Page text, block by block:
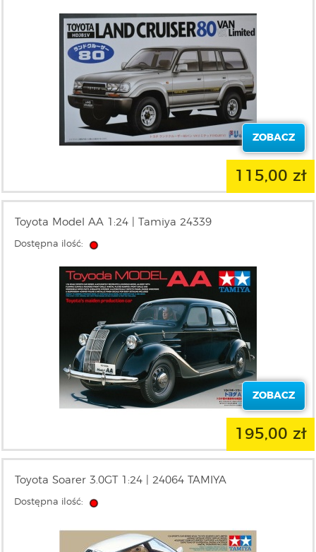
ZOBACZ
115,00 zł
Toyota Model AA 1:24 | Tamiya 24339
Dostępna ilość:
ZOBACZ
195,00 zł
Toyota Soarer 3.0GT 1:24 | 24064 TAMIYA
Dostępna ilość: